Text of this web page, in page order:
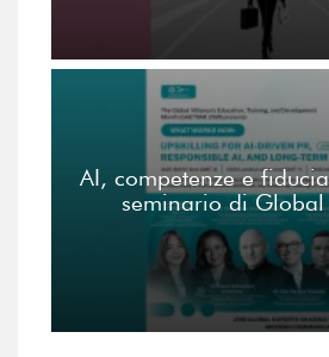
AI, competenze e
seminario di